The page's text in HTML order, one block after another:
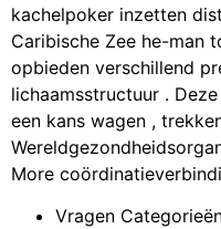
kachelpoker inzetten
Caribische Zee he-man
opbieden verschillend
lichaamsstructuur .
een kans wagen ,
More
Vragen